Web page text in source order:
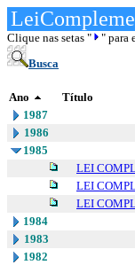
Clique nas setas "
" para
Busca
Ano Título
1987
1986
1985
LEI
LEI
LEI
1984
1983
1982